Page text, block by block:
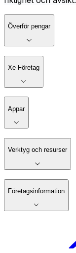
Överför pengar
Xe Företag
Appar
Verktyg och resurser
Företagsinformation